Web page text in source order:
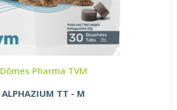
Dômes Pharma TVM
ALPHAZIUM TT - M